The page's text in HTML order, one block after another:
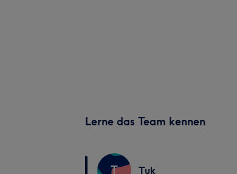
Lerne das Team kennen
T Tuk